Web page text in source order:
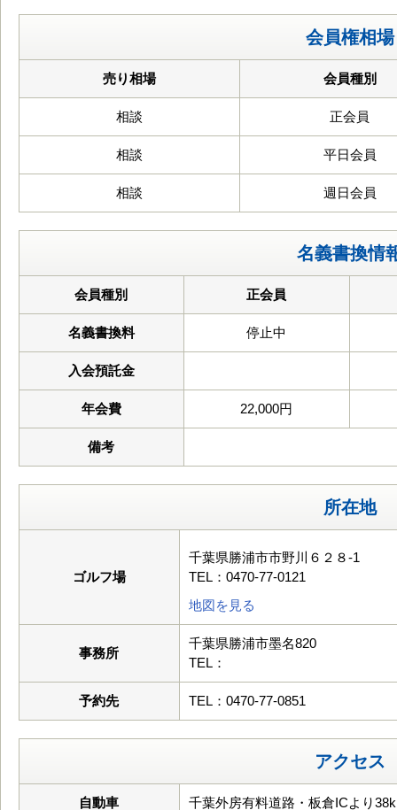
会員権相場
売り相場 会員種別
相談 正会員
相談 平日会員
相談 週日会員
名義書換情
会員種別 正会員
名義書換料 停止中
入会預託金
年会費 22,000円
備考
所在地
ゴルフ場
千葉県勝浦市市野川６２８-1
TEL：0470-77-0121
地図を見る
事務所
千葉県勝浦市墨名820
TEL：
予約先 TEL：0470-77-0851
アクセス
自動車 千葉外房有料道路・板倉ICより